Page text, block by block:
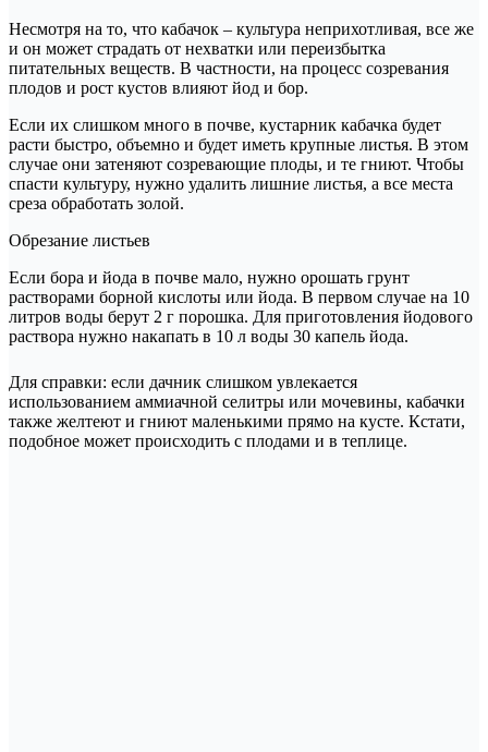
Несмотря на то, что кабачок – культура неприхотливая, все же
и он может страдать от нехватки или переизбытка
питательных веществ. В частности, на процесс созревания
плодов и рост кустов влияют йод и бор.
Если их слишком много в почве, кустарник кабачка будет
расти быстро, объемно и будет иметь крупные листья. В этом
случае они затеняют созревающие плоды, и те гниют. Чтобы
спасти культуру, нужно удалить лишние листья, а все места
среза обработать золой.
Обрезание листьев
Если бора и йода в почве мало, нужно орошать грунт
растворами борной кислоты или йода. В первом случае на 10
литров воды берут 2 г порошка. Для приготовления йодового
раствора нужно накапать в 10 л воды 30 капель йода.
Для справки: если дачник слишком увлекается
использованием аммиачной селитры или мочевины, кабачки
также желтеют и гниют маленькими прямо на кусте. Кстати,
подобное может происходить с плодами и в теплице.